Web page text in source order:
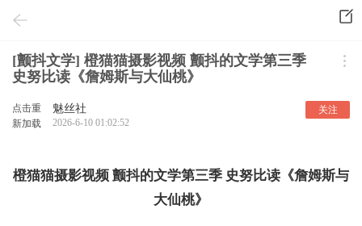
[颤抖文学] 橙猫猫摄影视频 颤抖的文学第三季
史努比读《詹姆斯与大仙桃》
点击重
新加载
魅丝社
2026-6-10 01:02:52
关注
橙猫猫摄影视频 颤抖的文学第三季 史努比读《詹姆斯与
大仙桃》